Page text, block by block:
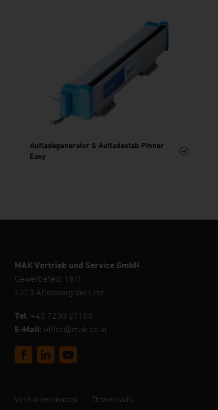
Aufladegenerator & Aufladestab Pinner
Easy
MAK Vertrieb und Service GmbH
Gewerbefeld 18/1
4203 Altenberg bei Linz
Tel. +43 7230 21100
E-Mail: office@mak.co.at
Verhaltenskodex Downloads